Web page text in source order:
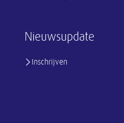
Nieuwsupdate
Inschrijven